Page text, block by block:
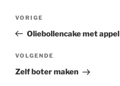
Vorig
bericht
VORIGE
Oliebollencake met appel
Volgend
bericht
VOLGENDE
Zelf boter maken